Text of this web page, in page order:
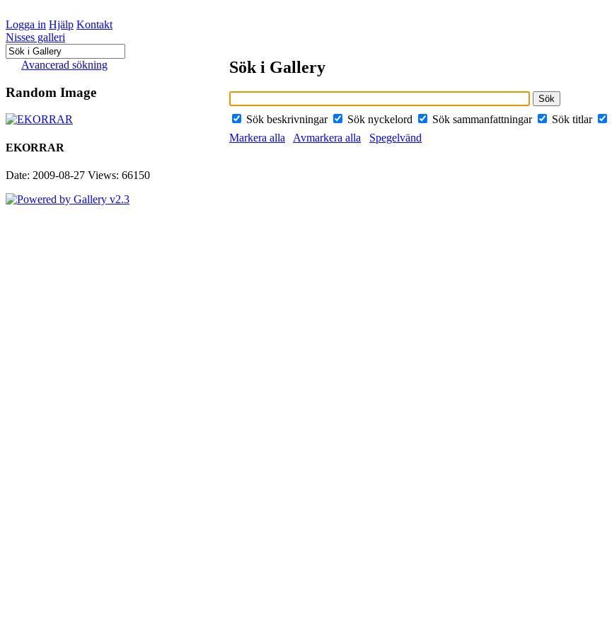
Logga in Hjälp Kontakt
Nisses galleri
Avancerad sökning
Random Image
EKORRAR
Date: 2009-08-27 Views: 66150
Sök i Gallery
Sök beskrivningar Sök nyckelord Sök sammanfattningar Sök titlar
Markera alla
Avmarkera alla Spegelvänd